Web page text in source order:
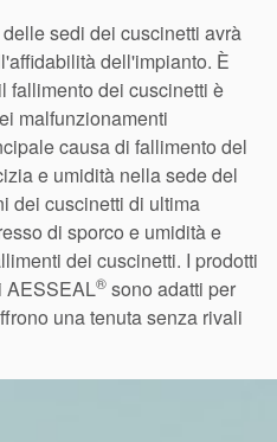
sedi dei cuscinetti avrà
dell'impianto. È
fallimento dei cuscinetti è
malfunzionamenti
causa di fallimento del
e umidità nella sede del
dei cuscinetti di ultima
di sporco e umidità e
dei cuscinetti. I prodotti
AESSEAL® sono adatti per
una tenuta senza rivali